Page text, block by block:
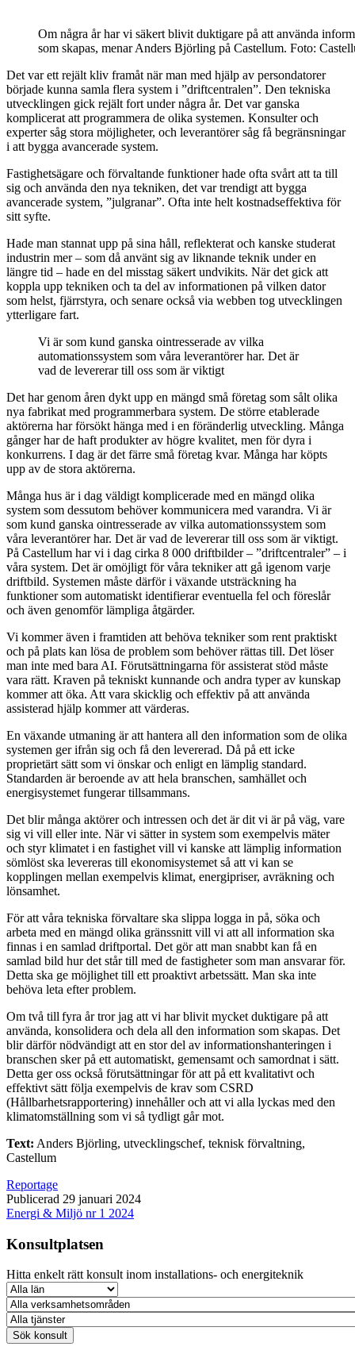
Om några år har vi säkert blivit duktigare på att använda
som skapas, menar Anders Björling på Castellum. Foto:
Det var ett rejält kliv framåt när man med hjälp av persondatorer
började kunna samla flera system i ”driftcent­ralen”. Den tekniska
utvecklingen gick rejält fort under några år. Det var ganska
komplicerat att programmera de olika systemen. Konsulter och
experter såg stora möjligheter, och leverantörer såg få begränsningar
i att bygga avancerade system.
Fastighetsägare och förvaltande funktioner hade ofta svårt att ta till
sig och använda den nya tekniken, det var trendigt att bygga
avancerade system, ”julgranar”. Ofta inte helt kostnadseffektiva för
sitt syfte.
Hade man stannat upp på sina håll, reflekterat och kanske studerat
industrin mer – som då använt sig av liknande teknik under en
längre tid – hade en del misstag säkert undvikits. När det gick att
koppla upp tekniken och ta del av informationen på vilken dator
som helst, fjärrstyra, och senare också via webben tog utvecklingen
ytterligare fart.
Vi är som kund ganska ointresserade av vilka
automationssystem som våra leverantörer har. Det är
vad de levererar till oss som är viktigt
Det har genom åren dykt upp en mängd små företag som sålt olika
nya fabrikat med programmerbara system. De större etablerade
aktörerna har försökt hänga med i en föränderlig utveckling. Många
gånger har de haft produkter av högre kvalitet, men för dyra i
konkurrens. I dag är det färre små företag kvar. Många har köpts
upp av de stora aktörerna.
Många hus är i dag väldigt komplicerade med en mängd olika
system som dessutom behöver kommunicera med varandra. Vi är
som kund ganska ointresserade av vilka automationssystem som
våra leverantörer har. Det är vad de levererar till oss som är viktigt.
På Castellum har vi i dag cirka 8 000 driftbilder – ”driftcentraler” – i
våra system. Det är omöjligt för våra tekniker att gå igenom varje
driftbild. Systemen måste därför i växande utsträckning ha
funktioner som automatiskt identifierar eventuella fel och föreslår
och även genomför lämpliga åtgärder.
Vi kommer även i framtiden att behöva tekniker som rent praktiskt
och på plats kan lösa de problem som behöver rättas till. Det löser
man inte med bara AI. Förutsättningarna för assisterat stöd måste
vara rätt. Kraven på tekniskt kunnande och andra typer av kunskap
kommer att öka. Att vara skicklig och effektiv på att använda
assisterad hjälp kommer att värderas.
En växande utmaning är att hantera all den information som de olika
systemen ger ifrån sig och få den levererad. Då på ett icke
proprietärt sätt som vi önskar och enligt en lämplig standard.
Standarden är beroende av att hela branschen, samhället och
energisystemet funge­rar tillsammans.
Det blir många aktörer och intressen och det är dit vi är på väg, vare
sig vi vill eller inte. När vi sätter in system som exempelvis mäter
och styr klimatet i en fastighet vill vi kanske att lämplig information
sömlöst ska levereras till ekonomisystemet så att vi kan se
kopplingen mellan exempelvis klimat, energipriser, avräkning och
lönsamhet.
För att våra tekniska förvaltare ska slippa logga in på, söka och
arbeta med en mängd olika gränssnitt vill vi att all information ska
finnas i en samlad driftportal. Det gör att man snabbt kan få en
samlad bild hur det står till med de fastigheter som man ansvarar för.
Detta ska ge möjlighet till ett proaktivt arbetssätt. Man ska inte
behöva leta efter problem.
Om två till fyra år tror jag att vi har blivit mycket duktigare på att
använda, konsolidera och dela all den information som skapas. Det
blir därför nödvändigt att en stor del av informationshanteringen i
branschen sker på ett automatiskt, gemensamt och samordnat i sätt.
Detta ger oss också förutsättningar för att på ett kvalitativt och
effektivt sätt följa exempelvis de krav som CSRD
(Hållbarhetsrapportering) innehåller och att vi alla lyckas med den
klimatomställning som vi så tydligt går mot.
Text: Anders Björling, utvecklingschef, teknisk förvaltning,
Castellum
Reportage
Publicerad 29 januari 2024
Energi & Miljö nr 1 2024
Konsultplatsen
Hitta enkelt rätt konsult inom installations- och energiteknik